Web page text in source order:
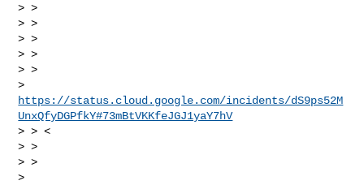
> >
> >
> >
> >
> >
https://status.cloud.google.com/incidents/dS9ps52M
UnxQfyDGPfkY#73mBtVKKfeJGJ1yaY7hV
> > <
> >
> >